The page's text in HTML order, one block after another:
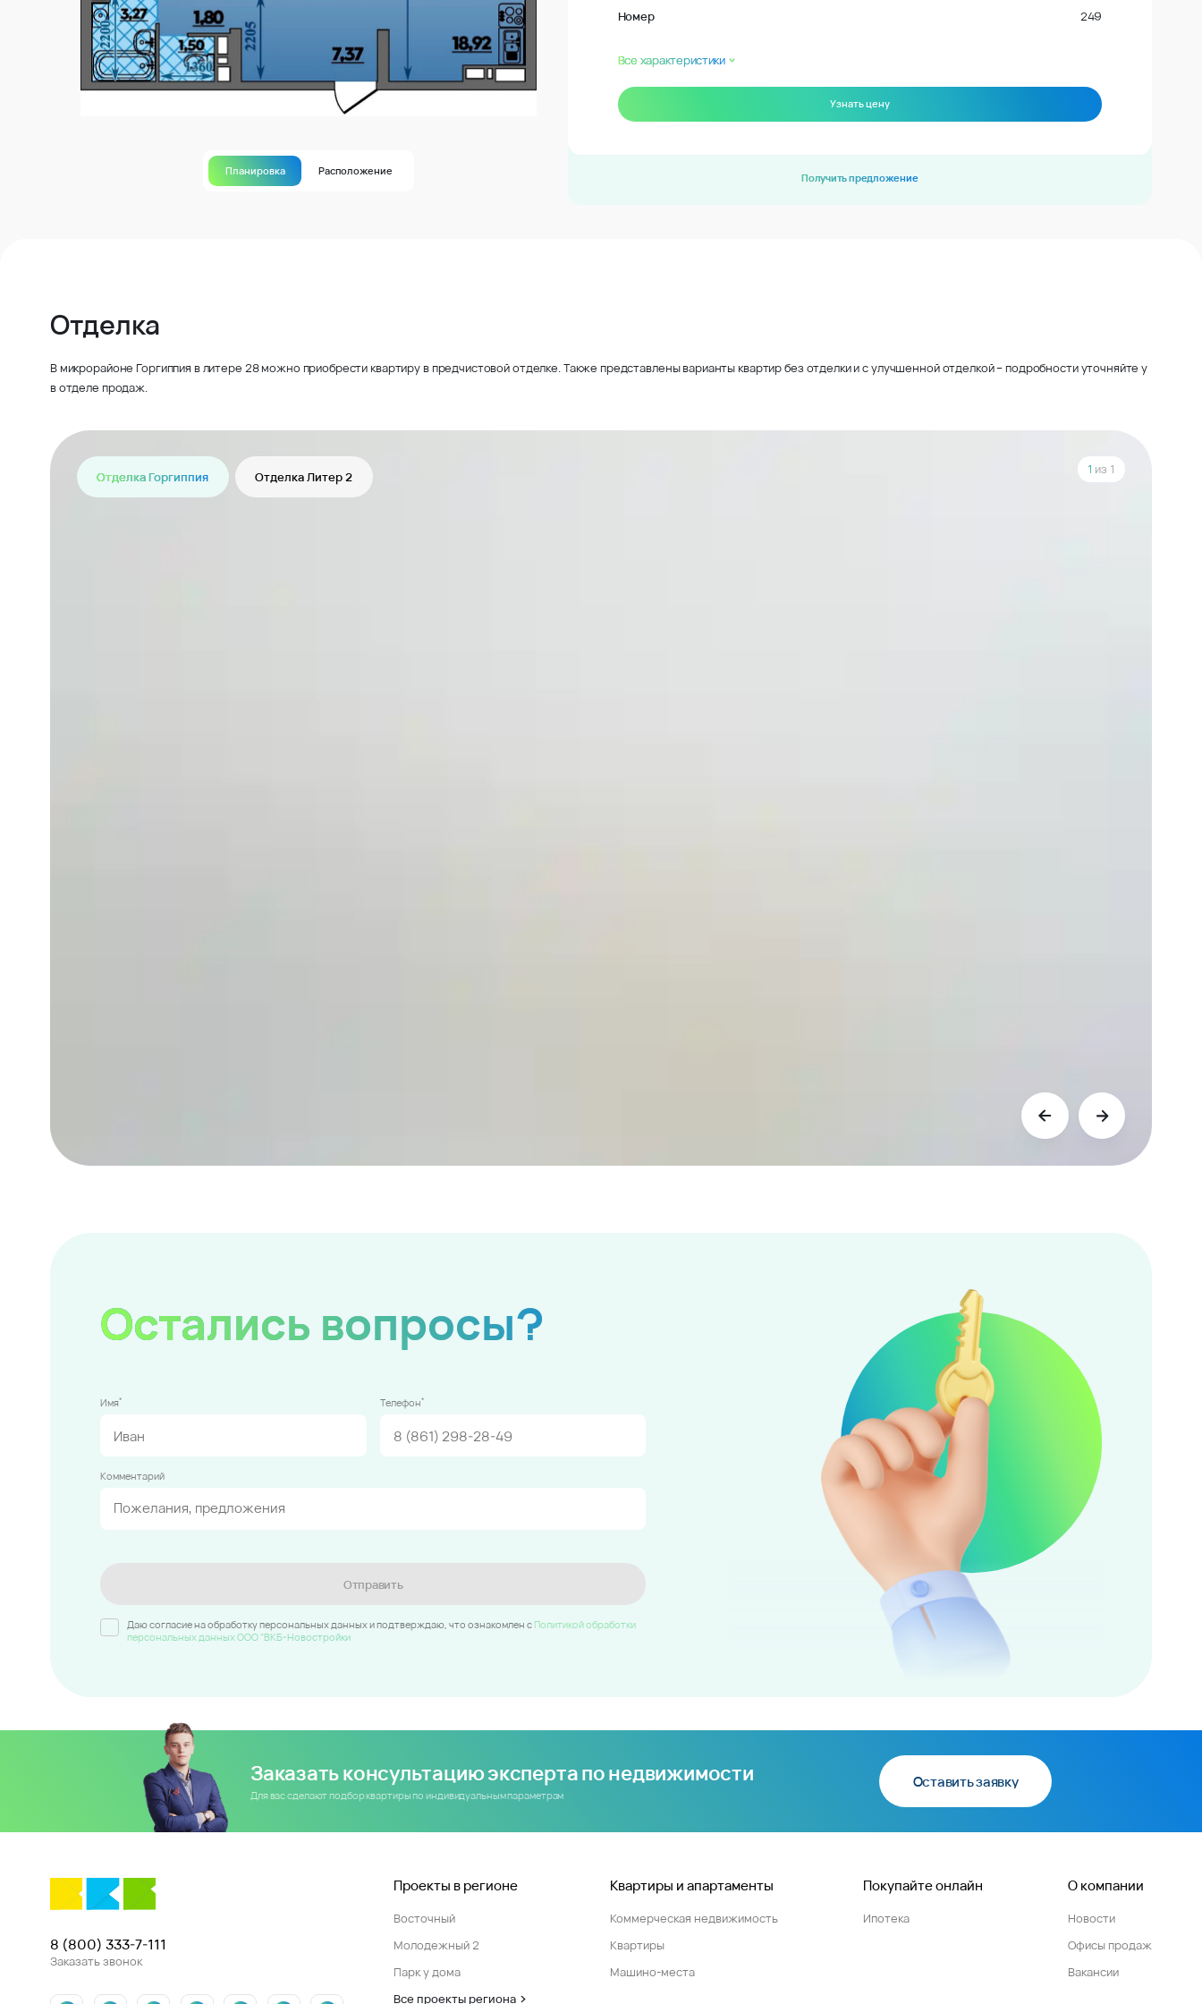
Планировка Расположение
Номер 249
Все характеристики
Узнать цену
Получить предложение
Отделка
В микрорайоне Горгиппия в литере 28 можно приобрести квартиру в предчистовой отделке. Также представлены варианты квартир без отделки и с улучшенной отделкой – подробности уточняйте у
в отделе продаж.
Отделка Горгиппия Отделка Литер 2
1 из 1
Остались вопросы?
Имя* Телефон*
Комментарий
Отправить
Даю согласие на обработку персональных данных и подтверждаю, что ознакомлен c Политикой обработки
персональных данных ООО "ВКБ-Новостройки
Заказать консультацию эксперта по недвижимости
Для вас сделают подбор квартиры по индивидуальным параметрам
Оставить заявку
8 (800) 333-7-111
Заказать звонок
Проекты в регионе
Восточный
Молодежный 2
Парк у дома
Все проекты региона
Квартиры и апартаменты
Коммерческая недвижимость
Квартиры
Машино-места
Покупайте онлайн
Ипотека
О компании
Новости
Офисы продаж
Вакансии